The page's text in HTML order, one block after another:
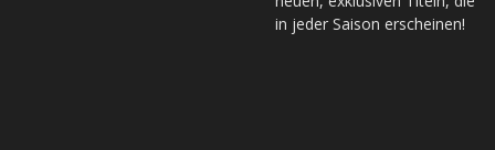
in jeder Saison erscheinen!